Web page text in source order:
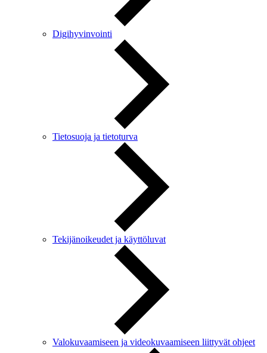
Digihyvinvointi
Tietosuoja ja tietoturva
Tekijänoikeudet ja käyttöluvat
Valokuvaamiseen ja videokuvaamiseen liittyvät ohjeet